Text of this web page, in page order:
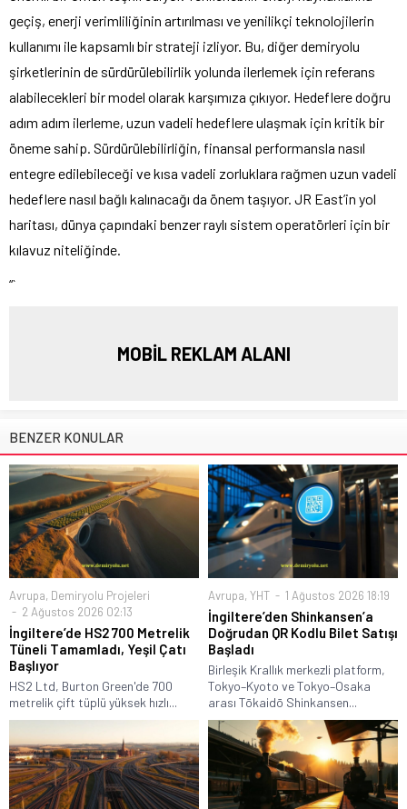
geçiş, enerji verimliliğinin artırılması ve yenilikçi teknolojilerin
kullanımı ile kapsamlı bir strateji izliyor. Bu, diğer demiryolu
şirketlerinin de sürdürülebilirlik yolunda ilerlemek için referans
alabilecekleri bir model olarak karşımıza çıkıyor. Hedeflere doğru
adım adım ilerleme, uzun vadeli hedeflere ulaşmak için kritik bir
öneme sahip. Sürdürülebilirliğin, finansal performansla nasıl
entegre edilebileceği ve kısa vadeli zorluklara rağmen uzun vadeli
hedeflere nasıl bağlı kalınacağı da önem taşıyor. JR East’in yol
haritası, dünya çapındaki benzer raylı sistem operatörleri için bir
kılavuz niteliğinde.
“`
MOBİL REKLAM ALANI
BENZER KONULAR
Avrupa, Demiryolu Projeleri
2 Ağustos 2026 02:13
İngiltere’de HS2 700 Metrelik
Tüneli Tamamladı, Yeşil Çatı
Başlıyor
HS2 Ltd, Burton Green'de 700
metrelik çift tüplü yüksek hızlı...
Avrupa, YHT 1 Ağustos 2026 18:19
İngiltere’den Shinkansen’a
Doğrudan QR Kodlu Bilet Satışı
Başladı
Birleşik Krallık merkezli platform,
Tokyo–Kyoto ve Tokyo–Osaka
arası Tōkaidō Shinkansen...